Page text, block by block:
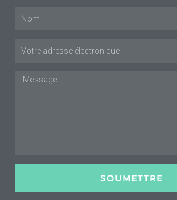
Nom
Courriel
Message
SOUMETTRE